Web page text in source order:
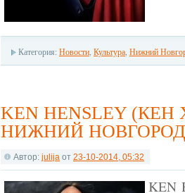
Категория: Новости, Культура, Нижний
KEN HENSLEY
НИЖНИЙ
Автор: julija от 23-10-2014, 05:32
KEN